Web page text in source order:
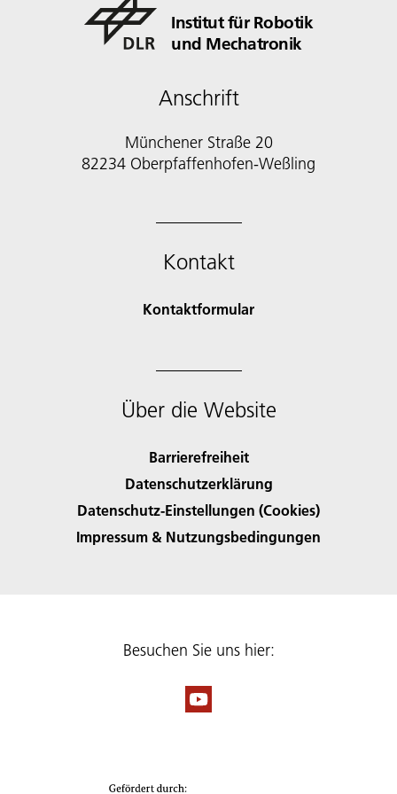
Institut für Robotik
und Mechatronik
Anschrift
Münchener Straße 20
82234 Oberpfaffenhofen-Weßling
Kontakt
Kontaktformular
Über die Website
Barrierefreiheit
Datenschutzerklärung
Datenschutz-Einstellungen (Cookies)
Impressum & Nutzungsbedingungen
Besuchen Sie uns hier: